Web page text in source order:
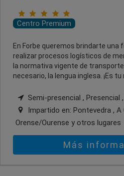
Centro Premium
En Forbe queremos brindarte
realizar procesos logísticos de
la normativa vigente de
necesario, la lengua inglesa. ¡Es
Semi-presencial , Presencial
Impartido en: Pontevedra , A
Orense/Ourense y otros lugares
Más